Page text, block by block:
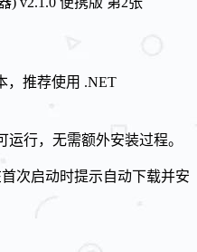
，推荐使用 .NET
行，无需额外安装过程。
次启动时提示自动下载并安